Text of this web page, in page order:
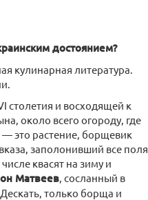
достоянием?
кулинарная литература.
столетия и восходящей к
около всего огороду, где
— это растение, борщевик
заполонивший все поля
квасят на зиму и
Матвеев, сосланный в
только борща и